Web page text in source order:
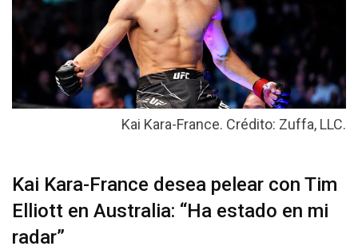
Kai Kara-France. Crédito: Zuffa, LLC.
Kai Kara-France desea pelear con Tim
Elliott en Australia: “Ha estado en mi
radar”